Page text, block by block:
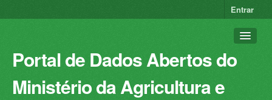
Entrar
Portal de Dados Abertos do
Ministério da Agricultura e